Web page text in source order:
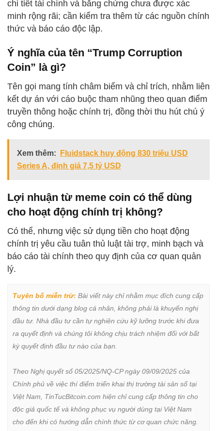
chi tiết tài chính và bằng chứng chưa được xác
minh rộng rãi; cần kiểm tra thêm từ các nguồn chính
thức và báo cáo độc lập.
Ý nghĩa của tên “Trump Corruption
Coin” là gì?
Tên gọi mang tính châm biếm và chỉ trích, nhằm liên
kết dự án với cáo buộc tham nhũng theo quan điểm
truyền thông hoặc chính trị, đồng thời thu hút chú ý
công chúng.
Xem thêm:
Fluidstack huy động 830 triệu USD
Series A, định giá 7,5 tỷ USD
Lợi nhuận từ meme coin có thể dùng
cho hoạt động chính trị không?
Có thể, nhưng việc sử dụng tiền cho hoạt động
chính trị yêu cầu tuân thủ luật tài trợ, minh bạch và
báo cáo tài chính theo quy định của cơ quan quản
lý.
Tuyên bố miễn trừ: Bài viết này chỉ nhằm mục đích cung cấp
thông tin dưới dạng blog cá nhân, không phải là khuyến nghị
đầu tư. Nhà đầu tư cần tự nghiên cứu kỹ lưỡng trước khi đưa
ra quyết định và chúng tôi không chịu trách nhiệm đối với bất
kỳ quyết định đầu tư nào của bạn.
Theo Nghị quyết số 05/2025/NQ-CP ngày 09/09/2025 của
Chính phủ về việc thí điểm triển khai thị trường tài sản số tại
Việt Nam, TinTucBitcoin.com hiện chỉ cung cấp thông tin cho
độc giả quốc tế và không phục vụ người dùng tại Việt Nam
cho đến khi có hướng dẫn chính thức từ cơ quan chức năng.